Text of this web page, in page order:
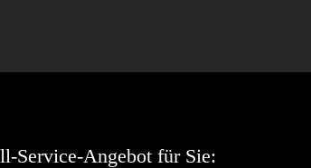
Service-Angebot für Sie: